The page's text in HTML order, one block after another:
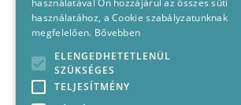
használatával Ön hozzájárul az összes süti
használatához, a Cookie szabályzatunknak
megfelelően. Bővebben
ELENGEDHETETLENÜL
SZÜKSÉGES
TELJESÍTMÉNY